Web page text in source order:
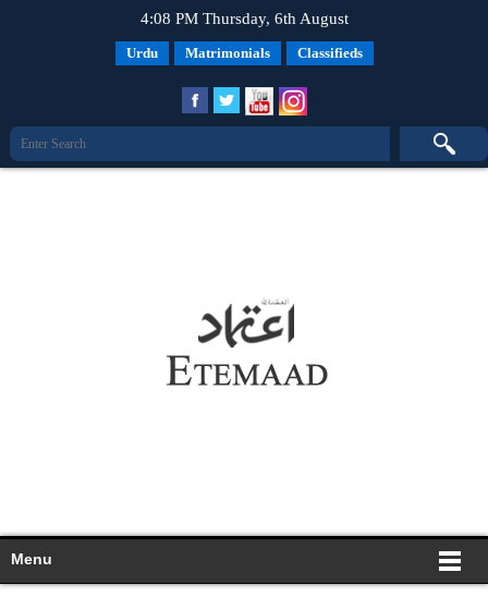
4:08 PM Thursday, 6th August
Urdu Matrimonials Classifieds
Menu